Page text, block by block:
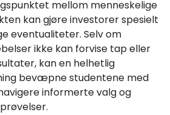
mellom menneskelige
kan gjøre investorer spesielt
eventualiteter. Selv om
ikke kan forvise tap eller
kan en helhetlig
bevæpne studentene med
informerte valg og